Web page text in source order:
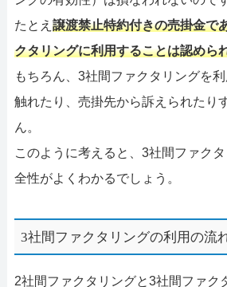
たとえ 譲渡禁止特約付きの売掛金で
クタリングに利用することは認めら
もちろん、3社間ファクタリングを
触れたり、売掛先から訴えられたり
ん。
このように考えると、3社間ファク
全性がよくわかるでしょう。
3社間ファクタリングの利用の流
2社間ファクタリングと3社間ファク